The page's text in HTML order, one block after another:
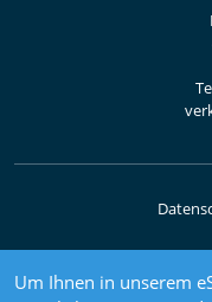
Um Ihnen in unserem